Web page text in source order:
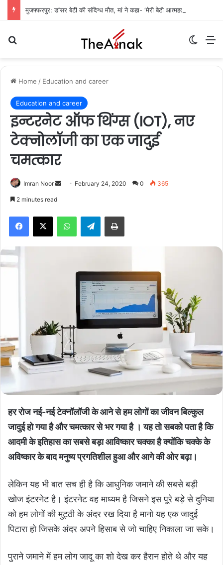
Home / Education and career
Education and career
इन्टरनेट ऑफ थिंग्स (IOT), नए
टेक्नोलॉजी का एक जादुई
चमत्कार
Imran Noor
Send February 24, 2020 0 365
2 minutes read
WhatsAppTelegramPrint
हर रोज नई-नई टेक्नॉलॉजी के आने से हम लोगों का जीवन बिल्कुल
जादुई हो गया है और चमत्कार से भर गया है । यह तो सबको पता है कि
आदमी के इतिहास का सबसे बड़ा आविष्कार चक्का है क्योंकि चक्के के
अविष्कार के बाद मनुष्य प्रगतिशील हुआ और आगे की ओर बढ़ा।
लेकिन यह भी बात सच ही है कि आधुनिक जमाने की सबसे बड़ी
खोज इंटरनेट है। इंटरनेट वह माध्यम है जिसने इस पूरे बड़े से दुनिया
को हम लोगों की मुट्ठी के अंदर रख दिया है मानो यह एक जादुई
पिटारा हो जिसके अंदर अपने हिसाब से जो चाहिए निकाला जा सके।
पुराने जमाने में हम लोग जादू का शो देख कर हैरान होते थे और यह